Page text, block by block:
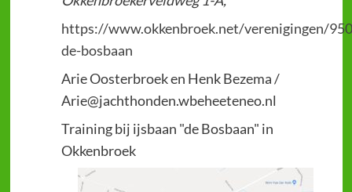
https://www.okkenbroek.net/verenigingen/
de-bosbaan
Arie Oosterbroek en Henk Bezema /
Arie@jachthonden.wbeheeteneo.nl
Training bij ijsbaan "de Bosbaan" in
Okkenbroek